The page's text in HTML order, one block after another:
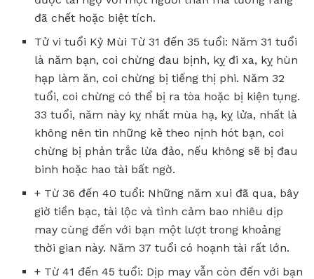
đã chết hoặc biệt tích.
Tử vi tuổi Kỷ Mùi Từ 31 đến 35 tuổi: Năm 31 tuổi
là năm bạn, coi chừng đau bịnh, kỵ đi xa, kỵ hùn
hạp làm ăn, coi chừng bị tiếng thị phi. Năm 32
tuổi, coi chừng có thể bị ra tòa hoặc bị kiện tụng.
33 tuổi, năm này kỵ nhất mùa hạ, kỵ lửa, nhất là
không nên tin những kẻ theo nịnh hót bạn, coi
chừng bị phản trắc lừa đảo, nếu không sẽ bị đau
binh hoặc hao tài bất ngờ.
+ Từ 36 đến 40 tuổi: Những năm xui đã qua, bây
giờ tiền bạc, tài lộc và tình cảm bao nhiêu dịp
may cùng đến với bạn một lượt trong khoảng
thời gian này. Năm 37 tuổi có hoạnh tài rất lớn.
+ Từ 41 đến 45 tuổi: Dịp may vẫn còn đến với bạn